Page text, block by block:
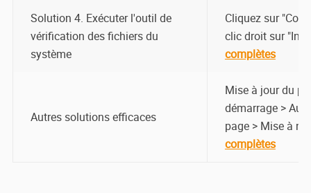
Solution 4. Exécuter l'outil de
vérification des fichiers du
système
Cliquez sur
clic droit sur
complètes
Autres solutions efficaces
Mise à jour du
démarrage >
page > Mise à
complètes